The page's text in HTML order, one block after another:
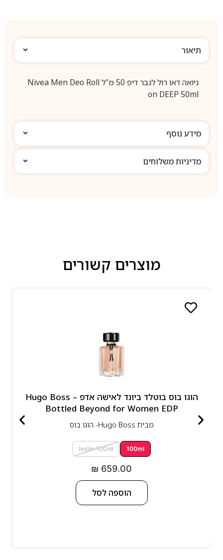
תיאור
ניואה דאו רול לגבר דיפ 50 מ”ל Nivea Men Deo Roll
on DEEP 50ml
מידע נוסף
מדיניות משלוחים
מוצרים קשורים
הוגו בוס בוטלד ביונד לאישה אדפ – Hugo Boss
Bottled Beyond for Women EDP
מבית Hugo Boss- הוגו בוס
100ml
tester 100ml
₪ 659.00
הוספה לסל